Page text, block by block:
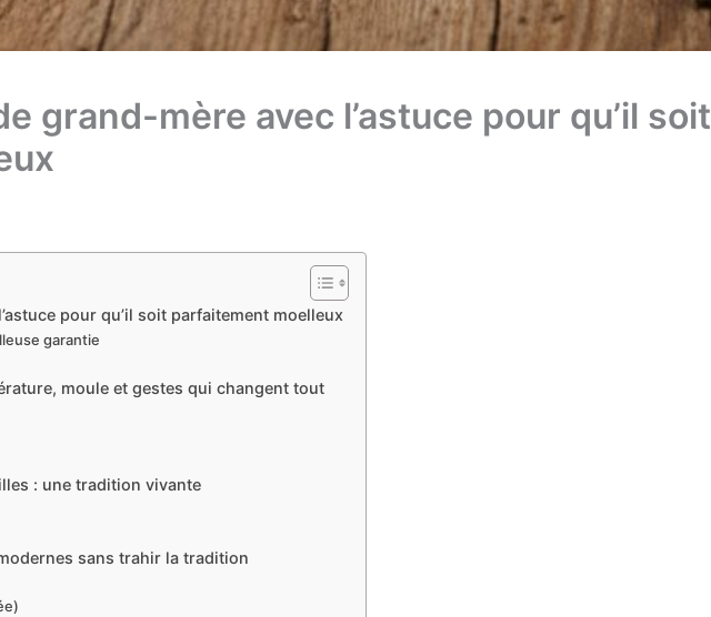
grand-mère avec l’astuce pour qu’il soit
pour qu’il soit parfaitement moelleux
garantie
moule et gestes qui changent tout
: une tradition vivante
sans trahir la tradition